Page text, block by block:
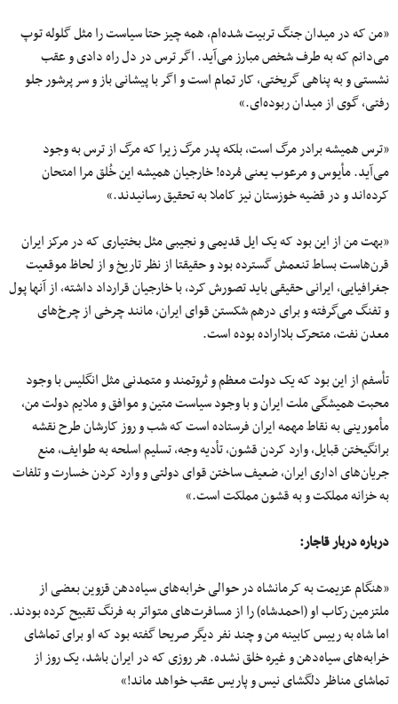
«من که در میدان جنگ تربیت شده‌ام، همه چیز حتا سیاست را مثل گلوله توپ
می‌دانم که به طرف شخص مبارز می‌آید. اگر ترس در دل راه دادی و عقب
نشستی و به پناهی گریختی، کار تمام است و اگر با پیشانی باز و سر پرشور جلو
رفتی، گوی از میدان ربوده‌ای.»
«ترس همیشه برادر مرگ است، بلکه پدر مرگ زیرا که مرگ از ترس به وجود
می‌آید. مأیوس و مرعوب یعنی مُرده! خارجیان همیشه این خُلق مرا امتحان
کرده‌اند و در قضیه خوزستان نیز کاملا به تحقیق رسانیدند.»
«بهت من از این بود که یک ایل قدیمی ‌و نجیبی مثل بختیاری که در مرکز ایران
قرن‌هاست بساط تنعمش گسترده بود و حقیقتا از نظر تاریخ و از لحاظ موقعیت
جغرافیایی، ایرانی حقیقی باید تصورش کرد، با خارجیان قرارداد داشته، از آنها پول
و تفنگ می‌گرفته و برای درهم شکستن قوای ایران، مانند چرخی از چرخ‌های
معدن نفت، متحرک بلااراده بوده است.
تأسفم از این بود که یک دولت معظم و ثروتمند و متمدنی مثل انگلیس با وجود
محبت همیشگی ملت ایران و با وجود سیاست متین و موافق و ملایم دولت من،
مأمورینی به نقاط مهمه ایران فرستاده است که شب و روز کارشان طرح نقشه
برانگیختن قبایل، وارد کردن قشون، تأدیه وجه، تسلیم اسلحه به طوایف، منع
جریان‌های اداری ایران، ضعیف ساختن قوای دولتی و وارد کردن خسارت و تلفات
به خزانه مملکت و به قشون مملکت است.»
درباره دربار قاجار:
«هنگام عزیمت به کرمانشاه در حوالی خرابه‌های سیاه‌دهن قزوین بعضی از
ملتزمین رکاب او (احمدشاه) را از مسافرت‌های متواتر به فرنگ تقبیح کرده بودند.
اما شاه به رییس کابینه من و چند نفر دیگر صریحا گفته بود که او برای تماشای
خرابه‌های سیاه‌دهن و غیره خلق نشده. هر روزی که در ایران باشد، یک روز از
تماشای مناظر دلگشای نیس و پاریس عقب خواهد ماند‍!»